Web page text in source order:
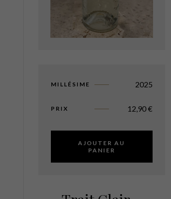
MILLÉSIME 2025
PRIX 12,90€
AJOUTER AU
PANIER